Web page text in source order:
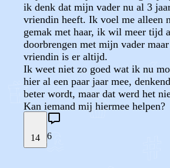
ik denk dat mijn vader nu al 3
vriendin heeft. Ik voel me alleen
gemak met haar, ik wil meer tijd
doorbrengen met mijn vader
vriendin is er altijd.
Ik weet niet zo goed wat ik nu
hier al een paar jaar mee,
beter wordt, maar dat werd het
Kan iemand mij hiermee helpen?
14 6